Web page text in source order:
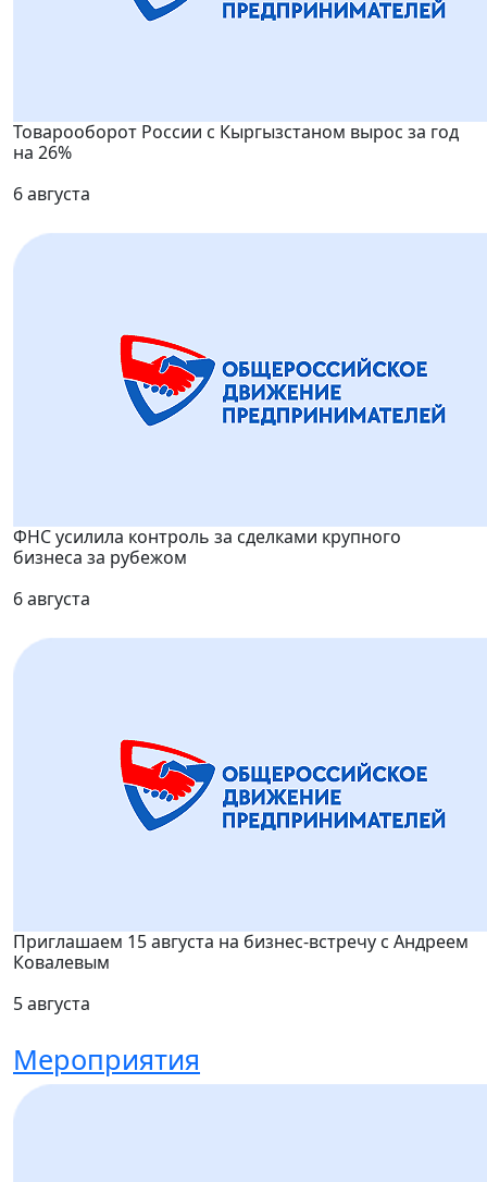
Товарооборот России с Кыргызстаном вырос за год
на 26%
6 августа
ФНС усилила контроль за сделками крупного
бизнеса за рубежом
6 августа
Приглашаем 15 августа на бизнес-встречу с Андреем
Ковалевым
5 августа
Мероприятия